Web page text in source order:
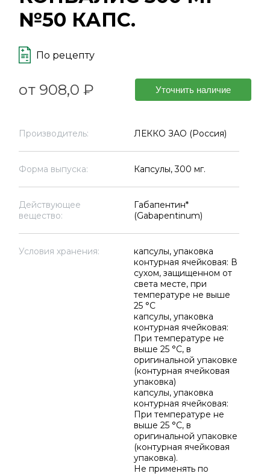
№50 КАПС.
По рецепту
от 908,0 ₽ Уточнить наличие
Производитель: ЛЕККО ЗАО (Россия)
Форма выпуска: Капсулы, 300 мг.
Действующее
вещество:
Габапентин*
(Gabapentinum)
Условия хранения:
капсулы, упаковка
контурная ячейковая: В
сухом, защищенном от
света месте, при
температуре не выше
25 °C
капсулы, упаковка
контурная ячейковая:
При температуре не
выше 25 °C, в
оригинальной упаковке
(контурная ячейковая
упаковка)
капсулы, упаковка
контурная ячейковая:
При температуре не
выше 25 °C, в
оригинальной упаковке
(контурная ячейковая
упаковка).
Не применять по